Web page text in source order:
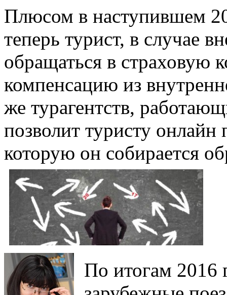
Плюсом в наступившем
теперь турист, в случае
обращаться в страховую
компенсацию из
же турагентств,
позволит туристу
которую он собирается
По итогам 2016